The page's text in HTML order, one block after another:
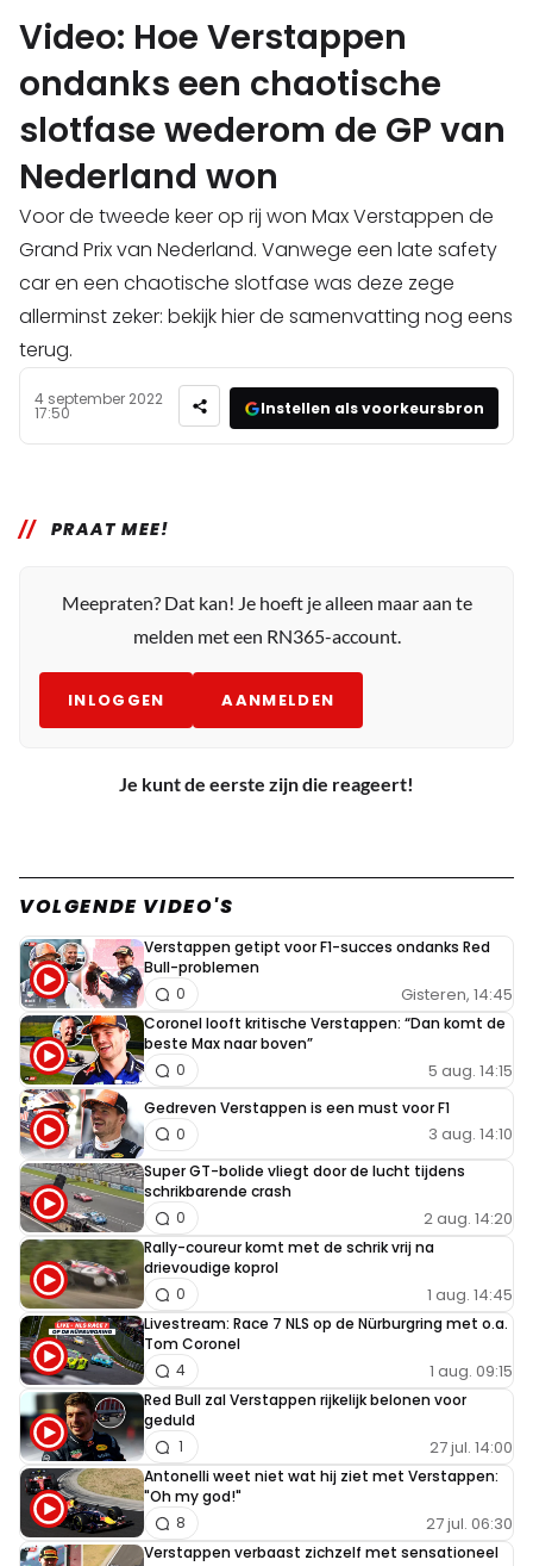
Video: Hoe Verstappen
ondanks een chaotische
slotfase wederom de GP van
Nederland won
Voor de tweede keer op rij won Max Verstappen de
Grand Prix van Nederland. Vanwege een late safety
car en een chaotische slotfase was deze zege
allerminst zeker: bekijk hier de samenvatting nog eens
terug.
4 september 2022
17:50 Instellen als voorkeursbron
PRAAT MEE!
Meepraten? Dat kan! Je hoeft je alleen maar aan te
melden met een RN365-account.
INLOGGEN AANMELDEN
Je kunt de eerste zijn die reageert!
VOLGENDE VIDEO'S
Verstappen getipt voor F1-succes ondanks Red
Bull-problemen
Gisteren, 14:45
0
Coronel looft kritische Verstappen: “Dan komt de
beste Max naar boven”
5 aug. 14:15
0
Gedreven Verstappen is een must voor F1
3 aug. 14:10
0
Super GT-bolide vliegt door de lucht tijdens
schrikbarende crash
2 aug. 14:20
0
Rally-coureur komt met de schrik vrij na
drievoudige koprol
1 aug. 14:45
0
Livestream: Race 7 NLS op de Nürburgring met o.a.
Tom Coronel
1 aug. 09:15
4
Red Bull zal Verstappen rijkelijk belonen voor
geduld
27 jul. 14:00
1
Antonelli weet niet wat hij ziet met Verstappen:
"Oh my god!"
27 jul. 06:30
8
Verstappen verbaast zichzelf met sensationeel